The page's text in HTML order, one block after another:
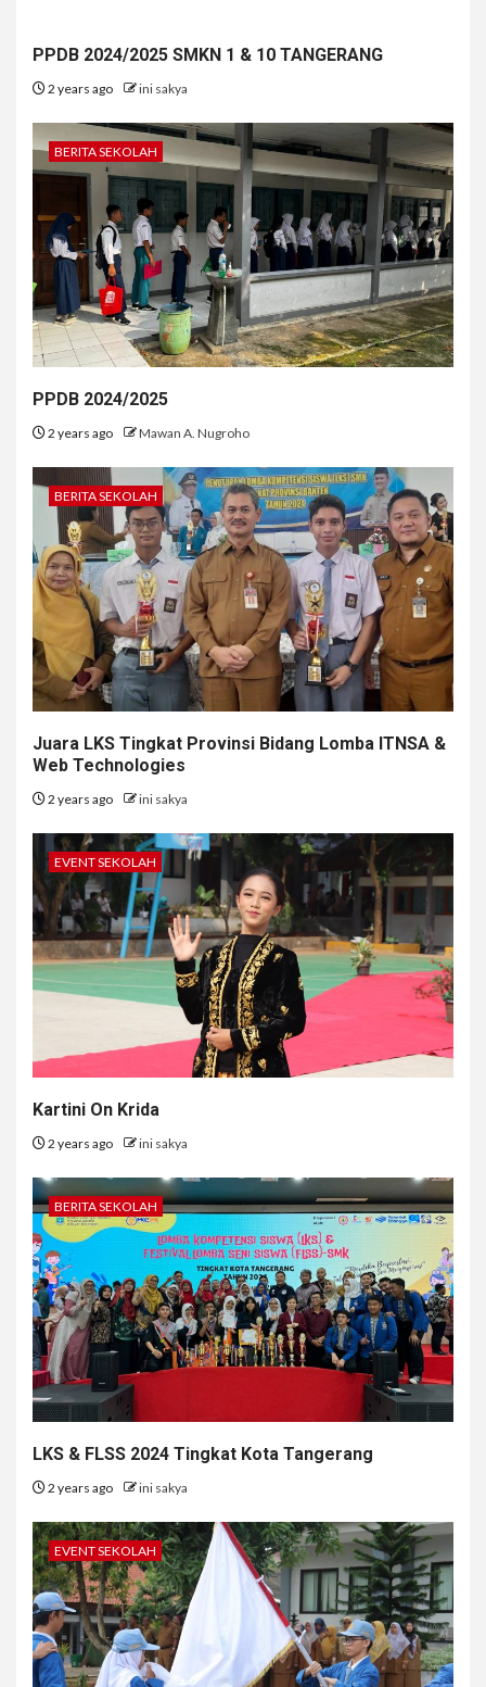
PPDB 2024/2025 SMKN 1 & 10 TANGERANG
2 years ago ini sakya
BERITA SEKOLAH
PPDB 2024/2025
2 years ago Mawan A. Nugroho
BERITA SEKOLAH
Juara LKS Tingkat Provinsi Bidang Lomba ITNSA &
Web Technologies
2 years ago ini sakya
EVENT SEKOLAH
Kartini On Krida
2 years ago ini sakya
BERITA SEKOLAH
LKS & FLSS 2024 Tingkat Kota Tangerang
2 years ago ini sakya
EVENT SEKOLAH